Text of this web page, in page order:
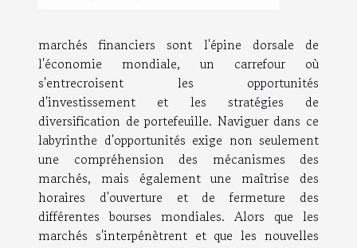
marchés financiers sont l'épine dorsale de
l'économie mondiale, un carrefour où
s'entrecroisent les opportunités
d'investissement et les stratégies de
diversification de portefeuille. Naviguer dans ce
labyrinthe d'opportunités exige non seulement
une compréhension des mécanismes des
marchés, mais également une maîtrise des
horaires d'ouverture et de fermeture des
différentes bourses mondiales. Alors que les
marchés s'interpénètrent et que les nouvelles